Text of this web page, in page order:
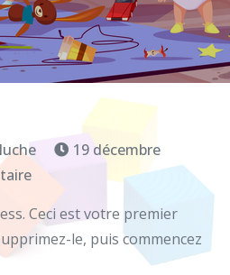
19 décembre
sur
tout
le
Ceci est votre premier
le, puis commencez